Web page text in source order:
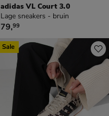
adidas VL Court 3.0
Lage sneakers - bruin
€ 79,99
79,99
Sale